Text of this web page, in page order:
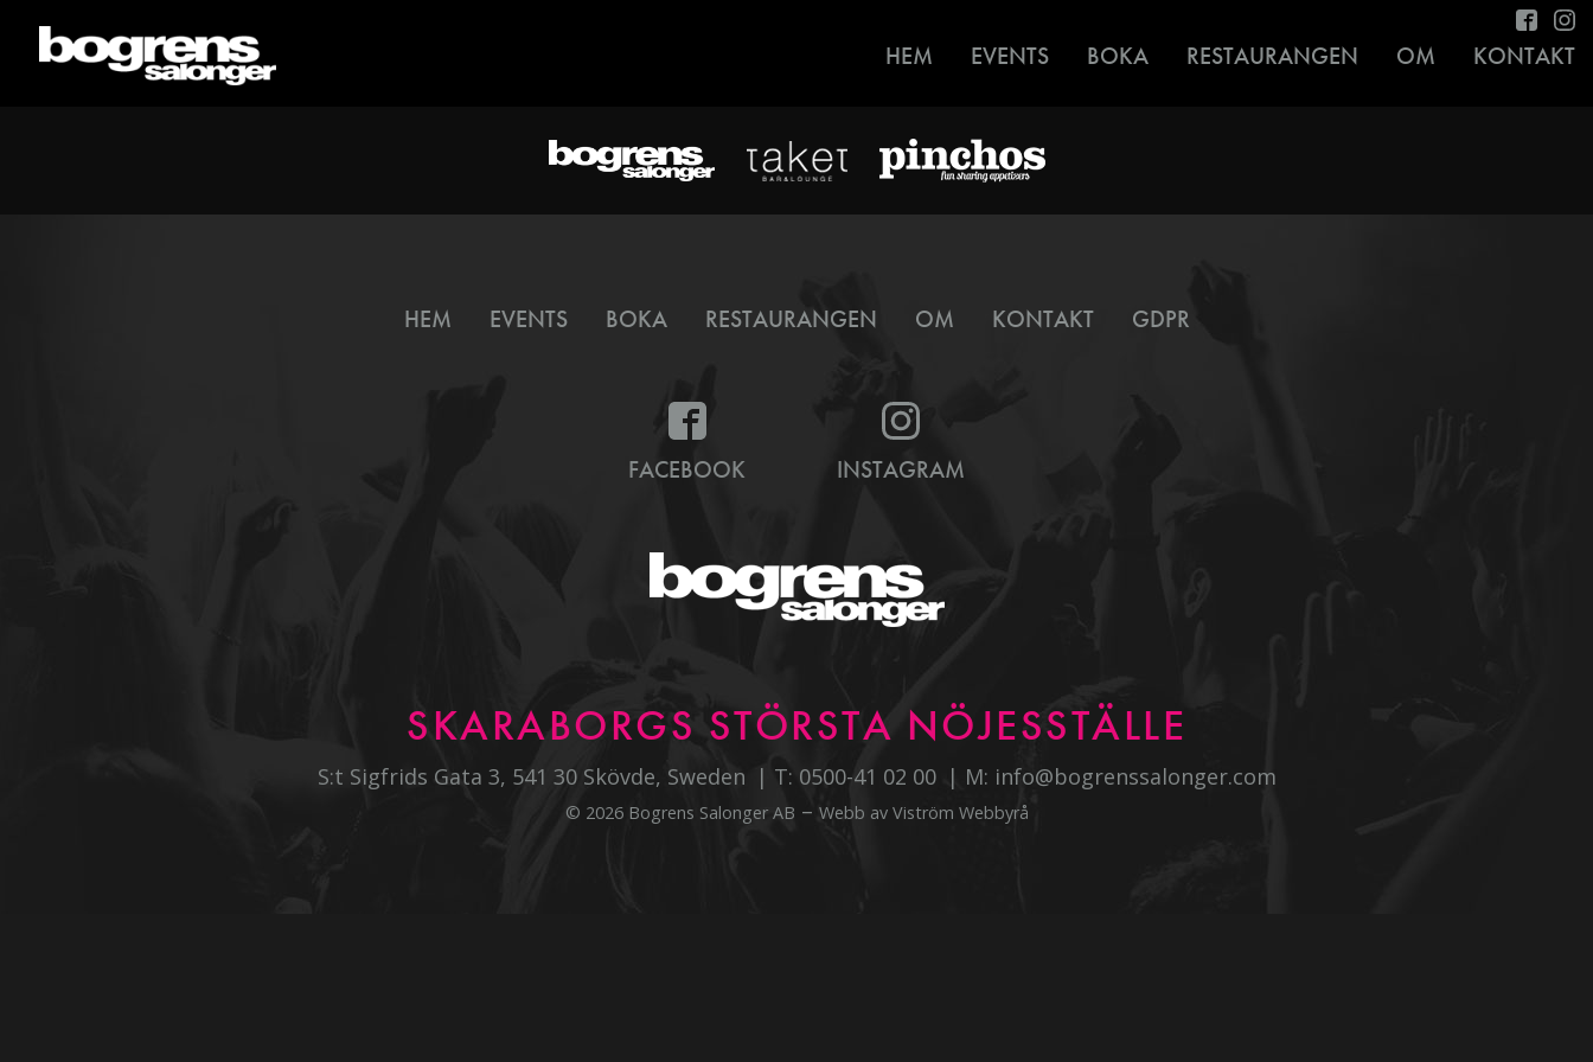
HEM EVENTS BOKA RESTAURANGEN OM KONTAKT
HEM EVENTS BOKA RESTAURANGEN OM KONTAKT GDPR
FACEBOOK INSTAGRAM
SKARABORGS STÖRSTA NÖJESSTÄLLE
S:t Sigfrids Gata 3, 541 30 Skövde, Sweden T: 0500-41 02 00 M: info@bogrenssalonger.com
© 2026 Bogrens Salonger AB – Webb av Viström Webbyrå